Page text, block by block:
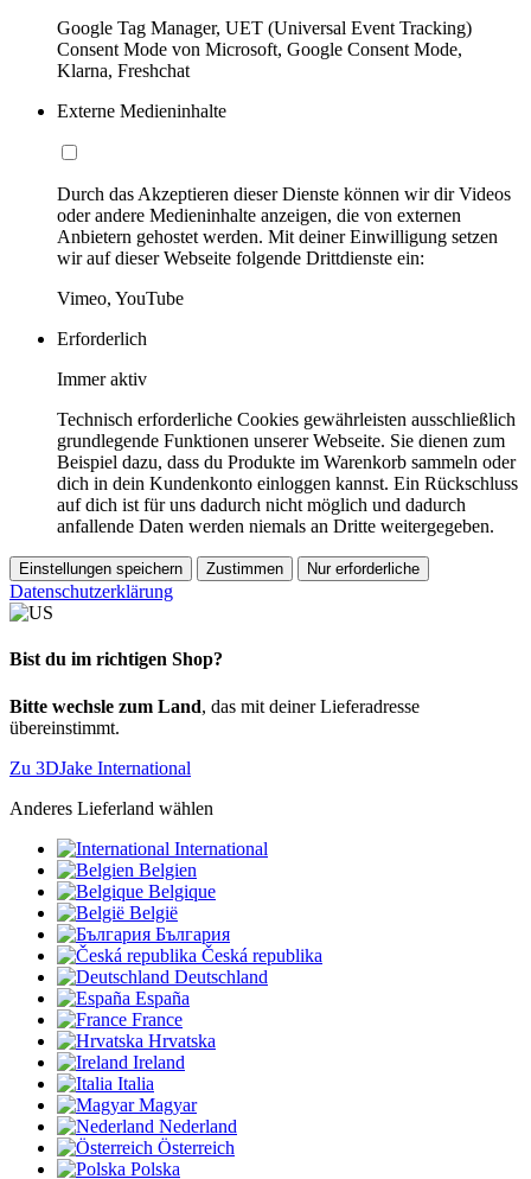
Google Tag Manager, UET (Universal Event Tracking)
Consent Mode von Microsoft, Google Consent Mode,
Klarna, Freshchat
Externe Medieninhalte
Durch das Akzeptieren dieser Dienste können wir dir Videos
oder andere Medieninhalte anzeigen, die von externen
Anbietern gehostet werden. Mit deiner Einwilligung setzen
wir auf dieser Webseite folgende Drittdienste ein:
Vimeo, YouTube
Erforderlich
Immer aktiv
Technisch erforderliche Cookies gewährleisten ausschließlich
grundlegende Funktionen unserer Webseite. Sie dienen zum
Beispiel dazu, dass du Produkte im Warenkorb sammeln oder
dich in dein Kundenkonto einloggen kannst. Ein Rückschluss
auf dich ist für uns dadurch nicht möglich und dadurch
anfallende Daten werden niemals an Dritte weitergegeben.
Einstellungen speichern Zustimmen Nur erforderliche
Datenschutzerklärung
Bist du im richtigen Shop?
Bitte wechsle zum Land, das mit deiner Lieferadresse
übereinstimmt.
Zu 3DJake International
Anderes Lieferland wählen
International
Belgien
Belgique
België
България
Česká republika
Deutschland
España
France
Hrvatska
Ireland
Italia
Magyar
Nederland
Österreich
Polska